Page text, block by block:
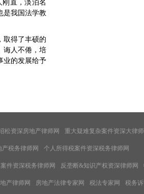
直，淡泊名
是我国法学教
取得了丰硕的
诲人不倦，培
业的发展给予
松资深房地产律师网 重大疑难复杂案件资深大律
产税务律师网 个人所得税案件资深税务律师网
件资深税务律师网 反垄断&知识产权资深律师网
产律师网 房地产法律专家网 税法专家网 税务